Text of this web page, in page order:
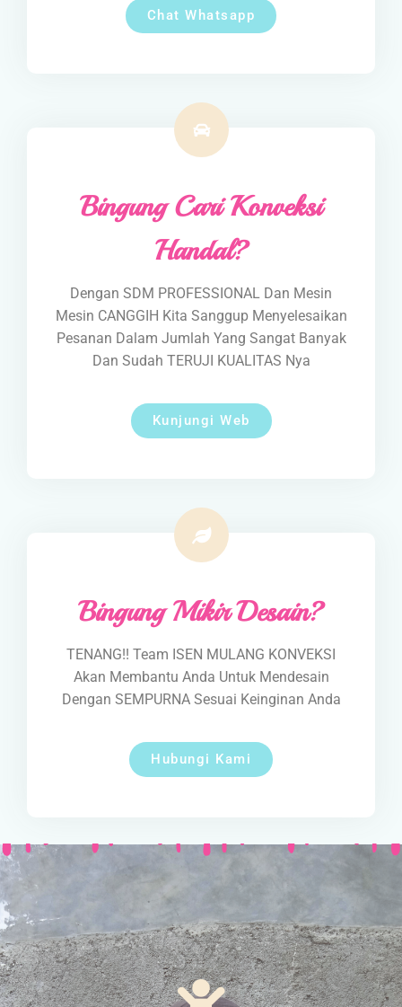
Chat Whatsapp
Bingung Cari Konveksi
Handal?
Dengan SDM PROFESSIONAL Dan Mesin
Mesin CANGGIH Kita Sanggup Menyelesaikan
Pesanan Dalam Jumlah Yang Sangat Banyak
Dan Sudah TERUJI KUALITAS Nya
Kunjungi Web
Bingung Mikir Desain?
TENANG!! Team ISEN MULANG KONVEKSI
Akan Membantu Anda Untuk Mendesain
Dengan SEMPURNA Sesuai Keinginan Anda
Hubungi Kami